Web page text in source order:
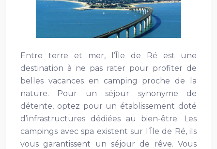
Entre terre et mer, l’Île de Ré est une
destination à ne pas rater pour profiter de
belles vacances en camping proche de la
nature. Pour un séjour synonyme de
détente, optez pour un établissement doté
d’infrastructures dédiées au bien-être. Les
campings avec spa existent sur l’Île de Ré, ils
vous garantissent un séjour de rêve. Vous